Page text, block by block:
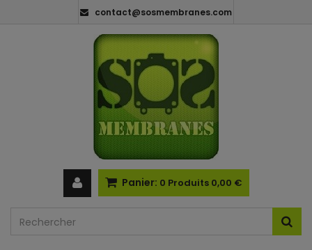
contact@sosmembranes.com
Panier: 0 Produits 0,00 €